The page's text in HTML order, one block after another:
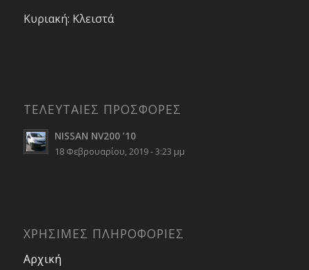
Κυριακή: Κλειστά
ΤΕΛΕΥΤΑΙΕΣ ΠΡΟΣΦΟΡΕΣ
NISSAN NV200 ’10
18 Φεβρουαρίου, 2019 - 3:23 μμ
ΧΡΗΣΙΜΕΣ ΠΛΗΡΟΦΟΡΙΕΣ
Αρχική